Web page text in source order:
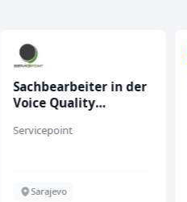
Sachbearbeiter in der
Voice Quality
Servicepoint
Sarajevo